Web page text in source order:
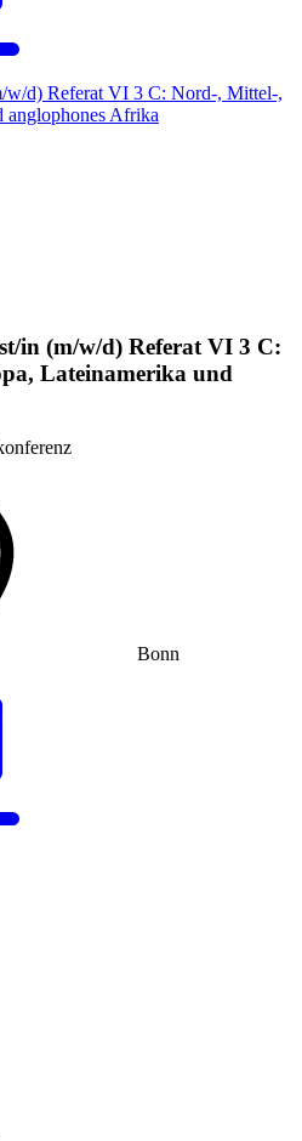
w/d) Referat VI 3 C: Nord-, Mittel-,
anglophones Afrika
in (m/w/d) Referat VI 3 C:
Lateinamerika und
Bonn